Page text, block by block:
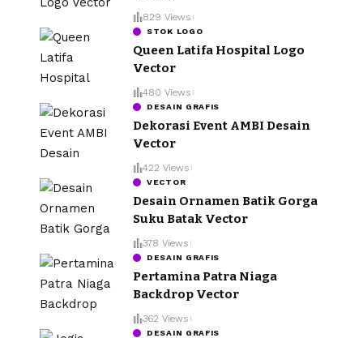
829 Views
STOK LOGO
Queen Latifa Hospital Logo
Vector
480 Views
DESAIN GRAFIS
Dekorasi Event AMBI Desain
Vector
422 Views
VECTOR
Desain Ornamen Batik Gorga
Suku Batak Vector
378 Views
DESAIN GRAFIS
Pertamina Patra Niaga
Backdrop Vector
362 Views
DESAIN GRAFIS